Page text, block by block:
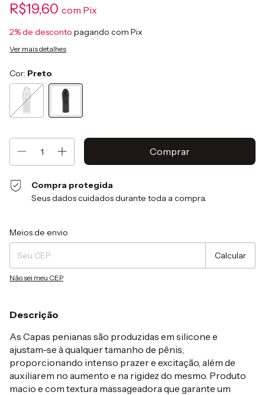
R$19,60 com Pix
2% de desconto pagando com Pix
Ver mais detalhes
Cor: Preto
Compra protegida
Seus dados cuidados durante toda a compra.
Entregas para o CEP:
Meios de envio
Calcular
Não sei meu CEP
Descrição
As Capas penianas são produzidas em silicone e
ajustam-se à qualquer tamanho de pênis,
proporcionando intenso prazer e excitação, além de
auxiliarem no aumento e na rigidez do mesmo. Produto
macio e com textura massageadora que garante um